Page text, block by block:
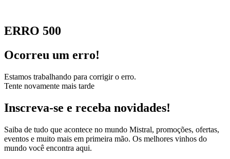
ERRO 500
Ocorreu um erro!
Estamos trabalhando para corrigir o erro.
Tente novamente mais tarde
Inscreva-se e receba novidades!
Saiba de tudo que acontece no mundo Mistral, promoções, ofertas,
eventos e muito mais em primeira mão. Os melhores vinhos do
mundo você encontra aqui.